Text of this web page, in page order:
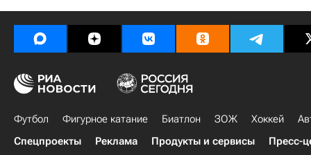
Футбол Фигурное катание Биатлон ЗОЖ Хоккей
Спецпроекты
Реклама Продукты и сервисы Пресс-